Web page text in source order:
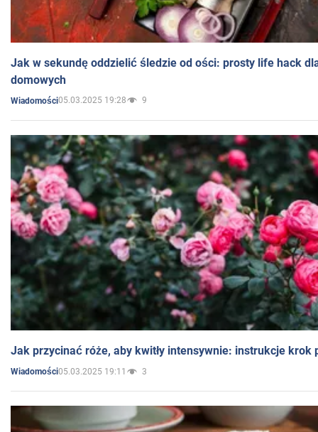
Jak w sekundę oddzielić śledzie od ości: prosty life hack
domowych
Wiadomości05.03.2025 19:28 9
Jak przycinać róże, aby kwitły intensywnie: instrukcje krok
Wiadomości05.03.2025 19:11 3